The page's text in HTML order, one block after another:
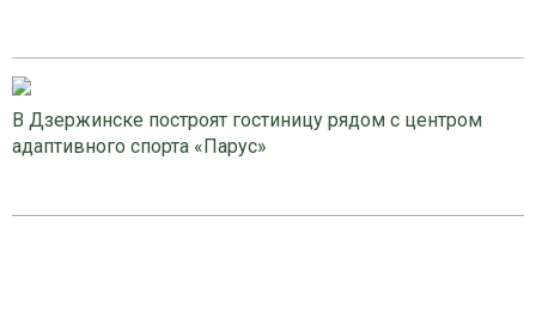
В Дзержинске построят гостиницу рядом с центром
адаптивного спорта «Парус»